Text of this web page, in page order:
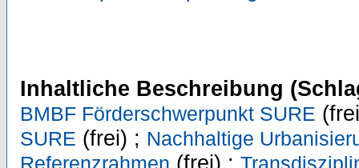
Inhaltliche Beschreibung
BMBF Förderschwerpunkt SURE
SURE (frei) ; Nachhaltige
Referenzrahmen (frei) ;